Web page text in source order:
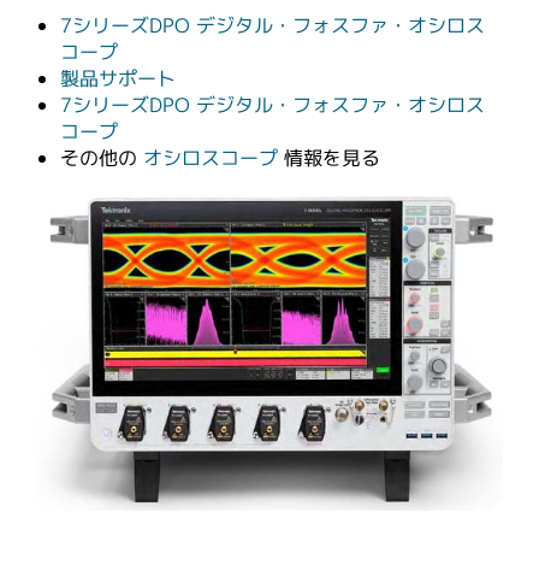
繁體中文
7シリーズDPO デジタル・フォスファ・オシロス
コープ
製品サポート
7シリーズDPO デジタル・フォスファ・オシロス
コープ
その他の オシロスコープ 情報を見る